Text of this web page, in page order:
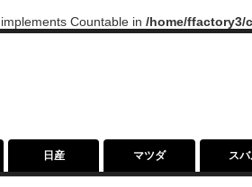
Countable in /home/ffactory3/
日産 マツダ ス